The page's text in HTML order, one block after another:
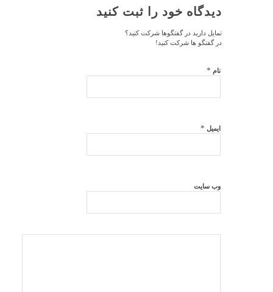
دیدگاه خود را ثبت کنید
تمایل دارید در گفتگوها شرکت کنید؟
در گفتگو ها شرکت کنید!
نام *
ایمیل *
وب‌ سایت